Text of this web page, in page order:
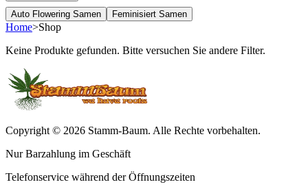
Auto Flowering Samen
Feminisiert Samen
Home>Shop
Keine Produkte gefunden. Bitte versuchen Sie andere Filter.
Copyright © 2026 Stamm-Baum. Alle Rechte vorbehalten.
Nur Barzahlung im Geschäft
Telefonservice während der Öffnungszeiten